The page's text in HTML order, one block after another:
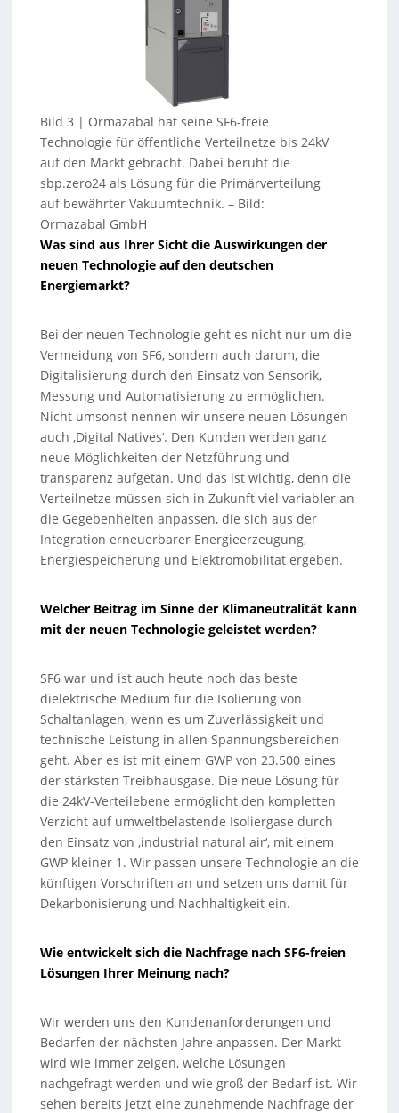
Bild 3 | Ormazabal hat seine SF6-freie
Technologie für öffentliche Verteilnetze bis 24kV
auf den Markt gebracht. Dabei beruht die
sbp.zero24 als Lösung für die Primärverteilung
auf bewährter Vakuumtechnik. – Bild:
Ormazabal GmbH
Was sind aus Ihrer Sicht die Auswirkungen der
neuen Technologie auf den deutschen
Energiemarkt?
Bei der neuen Technologie geht es nicht nur um die
Vermeidung von SF6, sondern auch darum, die
Digitalisierung durch den Einsatz von Sensorik,
Messung und Automatisierung zu ermöglichen.
Nicht umsonst nennen wir unsere neuen Lösungen
auch ‚Digital Natives‘. Den Kunden werden ganz
neue Möglichkeiten der Netzführung und -
transparenz aufgetan. Und das ist wichtig, denn die
Verteilnetze müssen sich in Zukunft viel variabler an
die Gegebenheiten anpassen, die sich aus der
Integration erneuerbarer Energieerzeugung,
Energiespeicherung und Elektromobilität ergeben.
Welcher Beitrag im Sinne der Klimaneutralität kann
mit der neuen Technologie geleistet werden?
SF6 war und ist auch heute noch das beste
dielektrische Medium für die Isolierung von
Schaltanlagen, wenn es um Zuverlässigkeit und
technische Leistung in allen Spannungsbereichen
geht. Aber es ist mit einem GWP von 23.500 eines
der stärksten Treibhausgase. Die neue Lösung für
die 24kV-Verteilebene ermöglicht den kompletten
Verzicht auf umweltbelastende Isoliergase durch
den Einsatz von ‚industrial natural air‘, mit einem
GWP kleiner 1. Wir passen unsere Technologie an die
künftigen Vorschriften an und setzen uns damit für
Dekarbonisierung und Nachhaltigkeit ein.
Wie entwickelt sich die Nachfrage nach SF6-freien
Lösungen Ihrer Meinung nach?
Wir werden uns den Kundenanforderungen und
Bedarfen der nächsten Jahre anpassen. Der Markt
wird wie immer zeigen, welche Lösungen
nachgefragt werden und wie groß der Bedarf ist. Wir
sehen bereits jetzt eine zunehmende Nachfrage der